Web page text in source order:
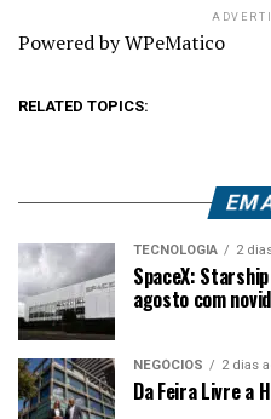
Powered by WPeMatico
RELATED TOPICS:
EM
TECNOLOGIA 2
SpaceX:
agosto com
NEGÓCIOS 2 dias
Da Feira Livre a